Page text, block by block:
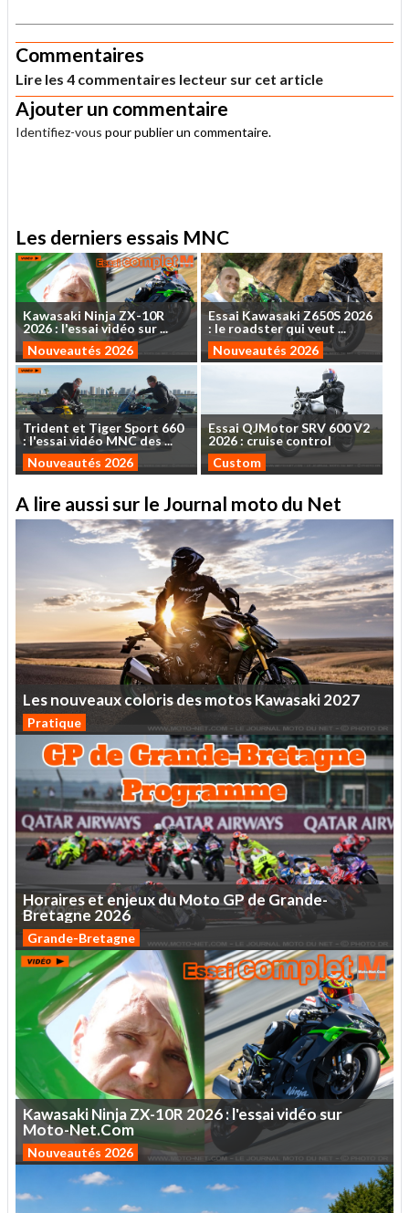
Commentaires
Lire les 4 commentaires lecteur sur cet article
Ajouter un commentaire
Identifiez-vous pour publier un commentaire.
Les derniers essais MNC
Kawasaki NinjaZX-10R
2026: l'essaividéo sur...
Nouveautés 2026
Essai Kawasaki Z650S 2026
: le roadsterquiveut ...
Nouveautés 2026
Trident et TigerSport 660
: l'essaividéo MNCdes...
Nouveautés 2026
EssaiQJMotorSRV 600V2
2026 : cruise control
Custom
A lire aussi sur le Journal moto du Net
LesnouveauxcolorisdesmotosKawasaki2027
Pratique
HorairesetenjeuxduMotoGPdeGrande-
Bretagne 2026
Grande-Bretagne
KawasakiNinjaZX-10R2026:l'essaividéosur
Moto-Net.Com
Nouveautés 2026